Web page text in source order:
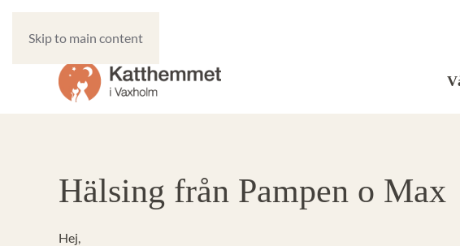
Skip to main content
Hälsing från Pampen o Max
Hej,